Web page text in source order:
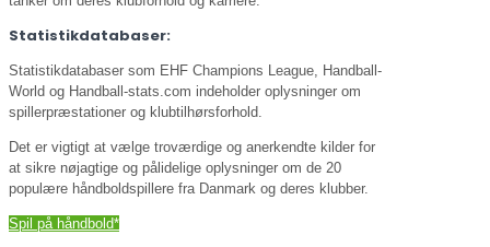
Statistikdatabaser:
Statistikdatabaser som EHF Champions League, Handball-
World og Handball-stats.com indeholder oplysninger om
spillerpræstationer og klubtilhørsforhold.
Det er vigtigt at vælge troværdige og anerkendte kilder for
at sikre nøjagtige og pålidelige oplysninger om de 20
populære håndboldspillere fra Danmark og deres klubber.
Spil på håndbold*